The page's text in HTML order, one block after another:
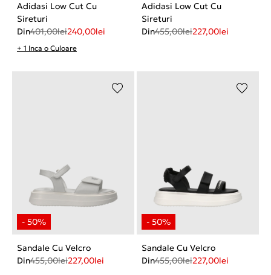
Adidasi Low Cut Cu
Sireturi
Din401,00lei240,00lei
+ 1 Inca o Culoare
Adidasi Low Cut Cu
Sireturi
Din455,00lei227,00lei
Sandale Cu Velcro
Din455,00lei227,00lei
Sandale Cu Velcro
Din455,00lei227,00lei